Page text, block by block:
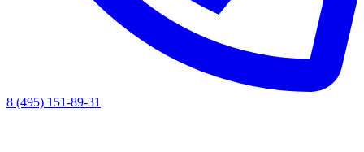
8 (495) 151-89-31